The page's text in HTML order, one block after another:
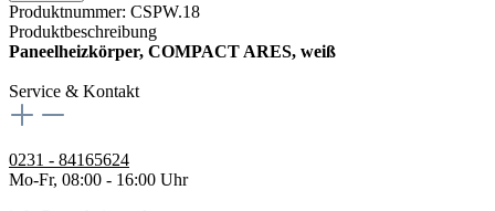
Produktnummer: CSPW.18
Produktbeschreibung
Paneelheizkörper, COMPACT ARES, weiß
Service & Kontakt
0231 - 84165624
Mo-Fr, 08:00 - 16:00 Uhr